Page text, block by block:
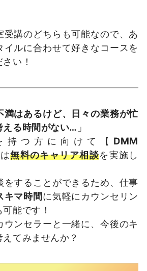
受講のどちらも可能なので、あ
イルに合わせて好きなコースを
い！
満はあるけど、日々の業務が忙
える時間がない… 」
持つ方に向けて【 DMM
無料のキャリア相談を実施し
をすることができるため、仕事
キマ時間に気軽にカウンセリン
能です！
ウンセラーと一緒に、今後のキ
てみませんか？